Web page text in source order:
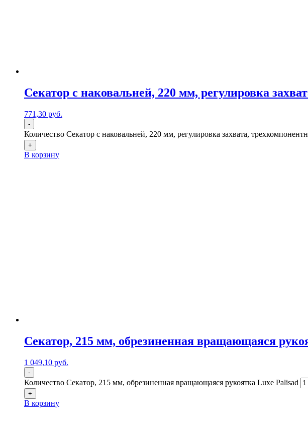
Секатор с наковальней, 220 мм, регулировка
771,30 руб.
-
Количество Секатор с наковальней, 220 мм, регулировка захвата,
+
В корзину
Секатор, 215 мм, обрезиненная вращающаяся
1 049,10 руб.
-
Количество Секатор, 215 мм, обрезиненная вращающаяся рукоятка Luxe Palisad
+
В корзину